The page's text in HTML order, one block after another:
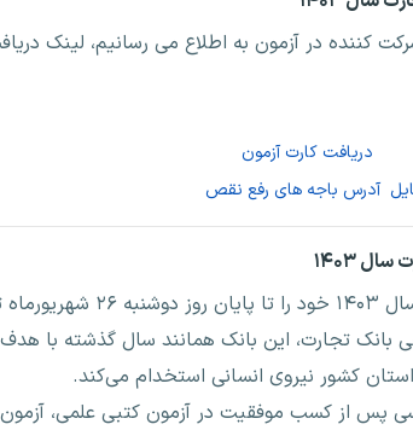
کننده در آزمون به اطلاع می رسانیم، لینک
دریافت کارت آزمون
آدرس باجه های رفع نقص
کرد.
بانک تجارت، این بانک همانند سال گذشته با هدف
پس از کسب موفقیت در آزمون کتبی علمی،